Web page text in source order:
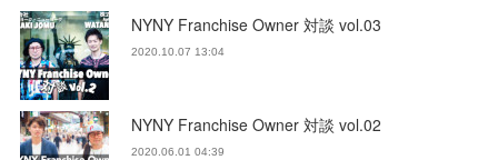
NYNY Franchise Owner 対談 vol.03
2020.10.07 13:04
NYNY Franchise Owner 対談 vol.02
2020.06.01 04:39